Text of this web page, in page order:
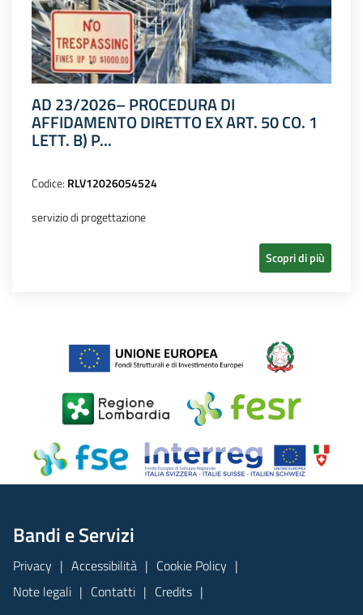
AD 23/2026– PROCEDURA DI
AFFIDAMENTO DIRETTO EX ART. 50 CO. 1
LETT. B) P...
Codice: RLV12026054524
servizio di progettazione
Scopri di più
Bandi e Servizi
Privacy Accessibilità
Cookie Policy
Note legali
Contatti Credits